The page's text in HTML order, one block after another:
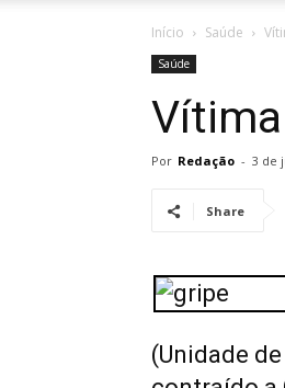
Início Saúde
Saúde
Por Redação - 3 de
Share
(Unidade